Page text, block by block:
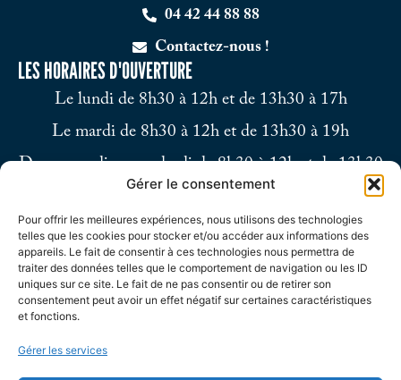
Gérer le consentement
Pour offrir les meilleures expériences, nous utilisons des technologies
telles que les cookies pour stocker et/ou accéder aux informations des
appareils. Le fait de consentir à ces technologies nous permettra de
traiter des données telles que le comportement de navigation ou les ID
uniques sur ce site. Le fait de ne pas consentir ou de retirer son
consentement peut avoir un effet négatif sur certaines caractéristiques
et fonctions.
Gérer les services
04 42 44 88 88
Contactez-nous !
LES HORAIRES D'OUVERTURE
Le lundi de 8h30 à 12h et de 13h30 à 17h
Le mardi de 8h30 à 12h et de 13h30 à 19h
Du mercredi au vendredi de 8h30 à 12h et de 13h30
Le samedi de 9h à 12h